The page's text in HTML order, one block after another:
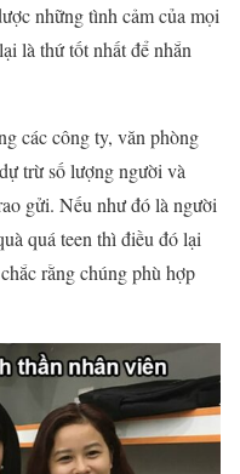
những tình cảm của mọi
là thứ tốt nhất để nhắn
các công ty, văn phòng
trừ số lượng người và
gửi. Nếu như đó là người
quá teen thì điều đó lại
rằng chúng phù hợp